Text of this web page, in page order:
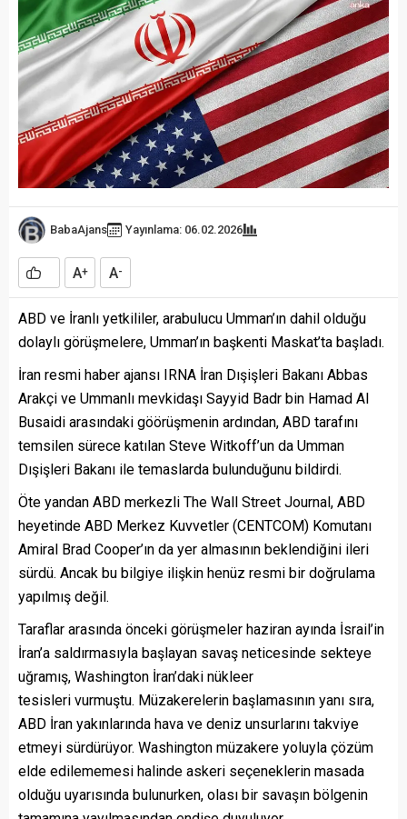
BabaAjans Yayınlama: 06.02.2026
A+ A-
ABD ve İranlı yetkililer, arabulucu Umman’ın dahil olduğu
dolaylı görüşmelere, Umman’ın başkenti Maskat’ta başladı.
İran resmi haber ajansı IRNA İran Dışişleri Bakanı Abbas
Arakçi ve Ummanlı mevkidaşı Sayyid Badr bin Hamad Al
Busaidi arasındaki göörüşmenin ardından, ABD tarafını
temsilen sürece katılan Steve Witkoff’un da Umman
Dışişleri Bakanı ile temaslarda bulunduğunu bildirdi.
Öte yandan ABD merkezli The Wall Street Journal, ABD
heyetinde ABD Merkez Kuvvetler (CENTCOM) Komutanı
Amiral Brad Cooper’ın da yer almasının beklendiğini ileri
sürdü. Ancak bu bilgiye ilişkin henüz resmi bir doğrulama
yapılmış değil.
Taraflar arasında önceki görüşmeler haziran ayında İsrail’in
İran’a saldırmasıyla başlayan savaş neticesinde sekteye
uğramış, Washington İran’daki nükleer
tesisleri vurmuştu. Müzakerelerin başlamasının yanı sıra,
ABD İran yakınlarında hava ve deniz unsurlarını takviye
etmeyi sürdürüyor. Washington müzakere yoluyla çözüm
elde edilememesi halinde askeri seçeneklerin masada
olduğu uyarısında bulunurken, olası bir savaşın bölgenin